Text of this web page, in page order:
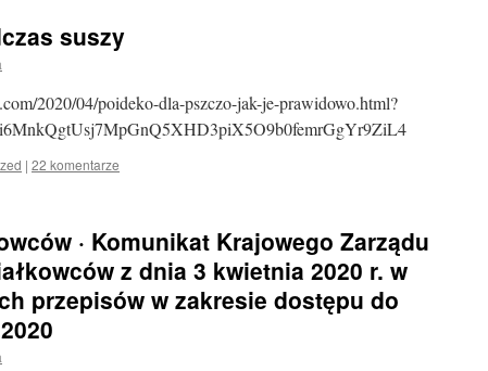
suszy
2020/04/poideko-dla-pszczo-jak-je-prawidowo.html?
| 22 komentarze
· Komunikat Krajowego Zarządu
z dnia 3 kwietnia 2020 r. w
przepisów w zakresie dostępu do